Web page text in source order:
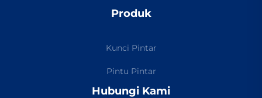
Produk
Kunci Pintar
Pintu Pintar
Hubungi Kami